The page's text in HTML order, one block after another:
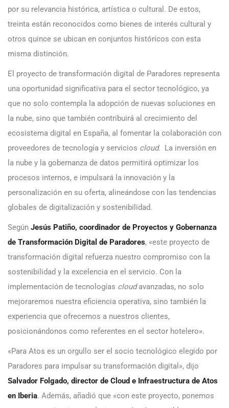
por su relevancia histórica, artística o cultural. De estos,
treinta están reconocidos como bienes de interés cultural y
otros quince se ubican en conjuntos históricos con esta
misma distinción.
El proyecto de transformación digital de Paradores representa
una oportunidad significativa para el sector tecnológico, ya
que no solo contempla la adopción de nuevas soluciones en
la nube, sino que también contribuirá al crecimiento del
ecosistema digital en España, al fomentar la colaboración con
proveedores de tecnología y servicios cloud. La inversión en
la nube y la gobernanza de datos permitirá optimizar los
procesos internos, e impulsará la innovación y la
personalización en su oferta, alineándose con las tendencias
globales de digitalización y sostenibilidad.
Según Jesús Patiño, coordinador de Proyectos y Gobernanza
de Transformación Digital de Paradores, «este proyecto de
transformación digital refuerza nuestro compromiso con la
sostenibilidad y la excelencia en el servicio. Con la
implementación de tecnologías cloudavanzadas, no solo
mejoraremos nuestra eficiencia operativa, sino también la
experiencia que ofrecemos a nuestros clientes,
posicionándonos como referentes en el sector hotelero».
«Para Atos es un orgullo ser el socio tecnológico elegido por
Paradores para impulsar su transformación digital», dijo
Salvador Folgado, director de Cloud e Infraestructura de Atos
en Iberia. Además, añadió que «con este proyecto, ponemos